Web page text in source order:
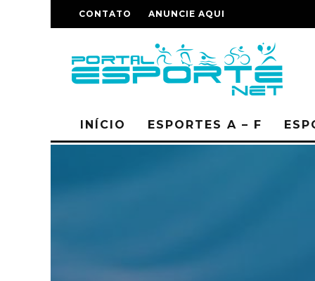
CONTATO ANUNCIE AQUI
INÍCIO ESPORTES A – F